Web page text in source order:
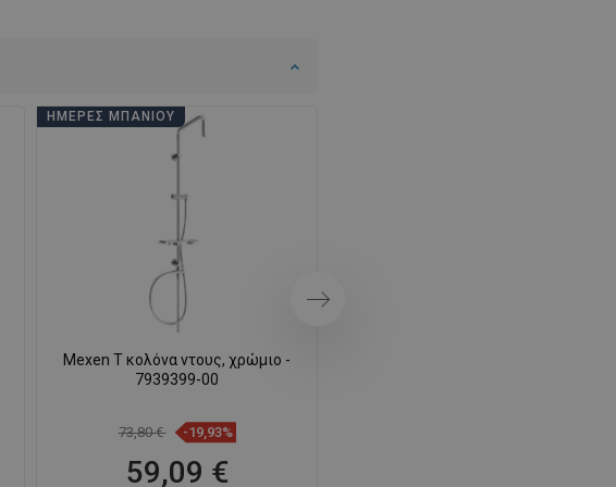
ΗΜΈΡΕΣ ΜΠΆΝΙΟΥ
Mexen T κολόνα ντους, χρώμιο -
7939399-00
73,80 € -19,93%
59,09 €
Επόμενο